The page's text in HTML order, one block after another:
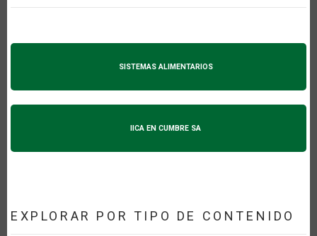
SISTEMAS ALIMENTARIOS
IICA EN CUMBRE SA
EXPLORAR POR TIPO DE CONTENIDO